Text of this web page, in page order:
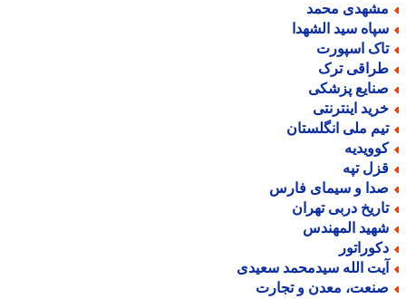
محمد
سید الشهدا
اسپورت
ترک
پزشکی
اینترنتی
ملی انگلستان
تپه
و سیمای فارس
دربی تهران
المهندس
الله سیدمحمد سعیدی
معدن و تجارت